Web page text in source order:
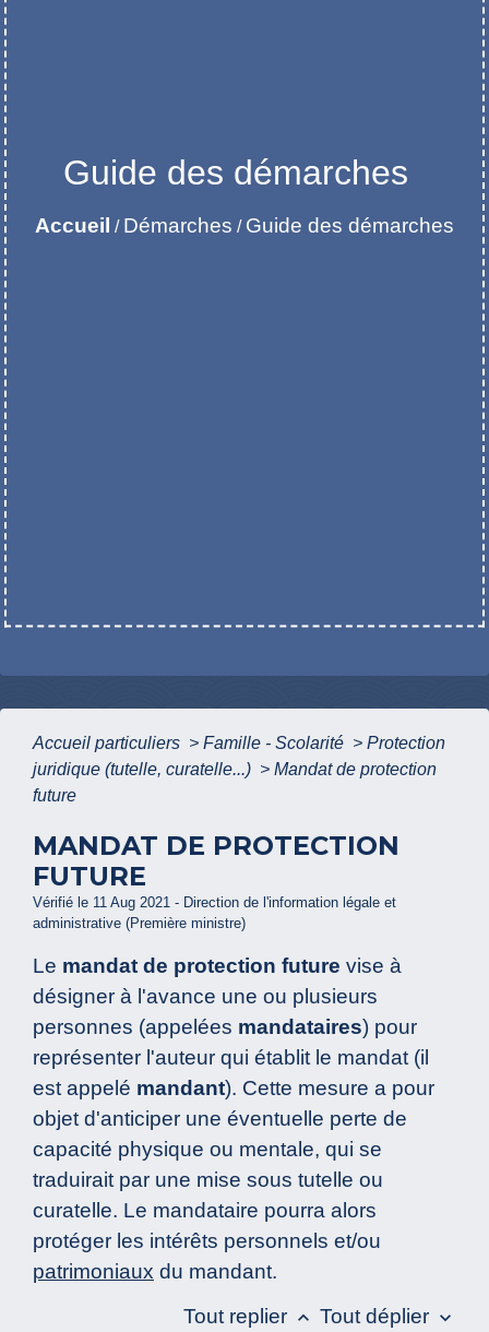
Guide des démarches
Accueil / Démarches / Guide des démarches
Accueil particuliers > Famille - Scolarité > Protection
juridique (tutelle, curatelle...) > Mandat de protection
future
MANDAT DE PROTECTION
FUTURE
Vérifié le 11 Aug 2021 - Direction de l'information légale et
administrative (Première ministre)
Le mandat de protection future vise à
désigner à l'avance une ou plusieurs
personnes (appelées mandataires) pour
représenter l'auteur qui établit le mandat (il
est appelé mandant). Cette mesure a pour
objet d'anticiper une éventuelle perte de
capacité physique ou mentale, qui se
traduirait par une mise sous tutelle ou
curatelle. Le mandataire pourra alors
protéger les intérêts personnels et/ou
patrimoniaux du mandant.
Tout replier keyboard_arrow_up Tout déplier keyboard_arrow_down